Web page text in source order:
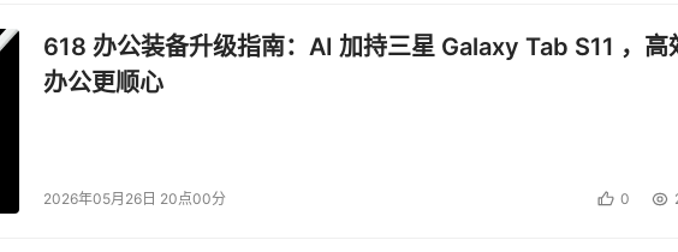
们所面临的现实?技术变革需要许多方面的配合才会成功。磁带就是一个很好的
的企业级磁带之前，磁盘的存储密度要高于磁带，当时这些高密度产品的推出不
的判断。就好像在政治上：如果你不断地歪曲事实，那么人们总会或多或少地相
你要了解在这些宣言背后的细节和信息。
细节并不总是非常重要，但是它重要的次数往往超过人们愿意相信的程度。我
618 办公装备升级指南：AI 加持三星 Galaxy Tab S11 ，高
办公更顺心
2026年05月26日 20点00分 0